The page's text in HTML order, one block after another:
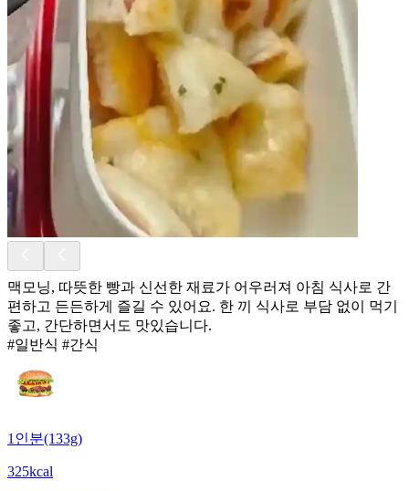
맥모닝, 따뜻한 빵과 신선한 재료가 어우러져 아침 식사로 간
편하고 든든하게 즐길 수 있어요. 한 끼 식사로 부담 없이 먹기
좋고, 간단하면서도 맛있습니다.
#일반식 #간식
1인분(133g)
325kcal